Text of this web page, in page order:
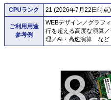
CPUランク 21 (2026年7月22日時点)
ご利用用途
参考例
WEBデザイン／グラフ
行を超える高度な演算
理／AI・高速演算 など